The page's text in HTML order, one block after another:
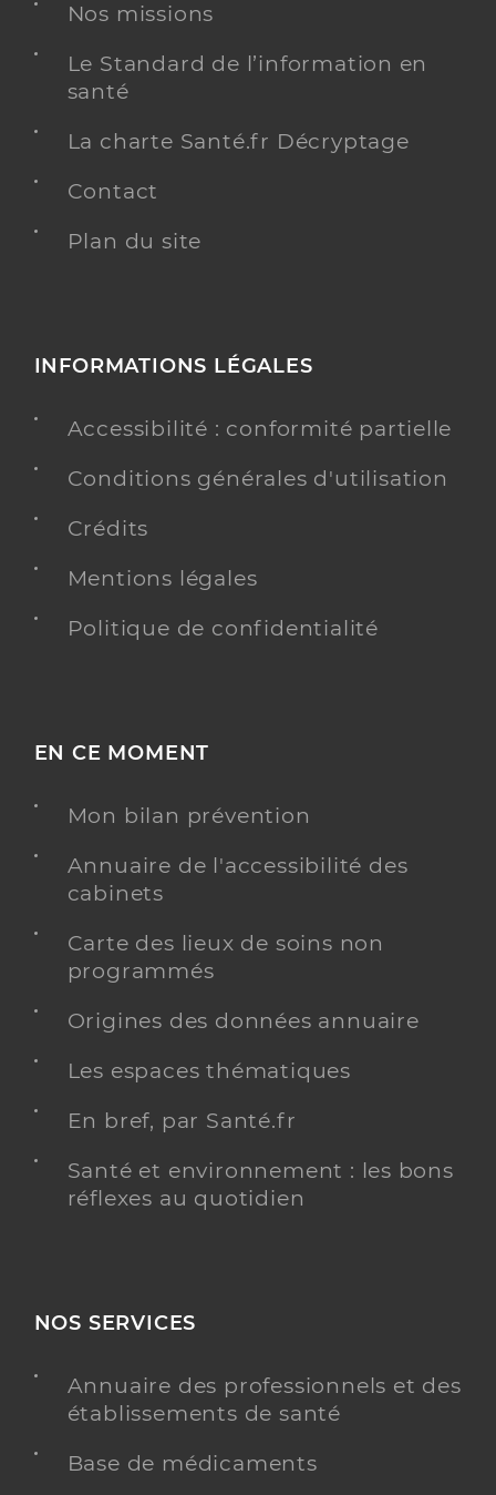
Nos missions
Le Standard de l’information en
santé
La charte Santé.fr Décryptage
Contact
Plan du site
INFORMATIONS LÉGALES
Accessibilité : conformité partielle
Conditions générales d'utilisation
Crédits
Mentions légales
Politique de confidentialité
EN CE MOMENT
Mon bilan prévention
Annuaire de l'accessibilité des
cabinets
Carte des lieux de soins non
programmés
Origines des données annuaire
Les espaces thématiques
En bref, par Santé.fr
Santé et environnement : les bons
réflexes au quotidien
NOS SERVICES
Annuaire des professionnels et des
établissements de santé
Base de médicaments